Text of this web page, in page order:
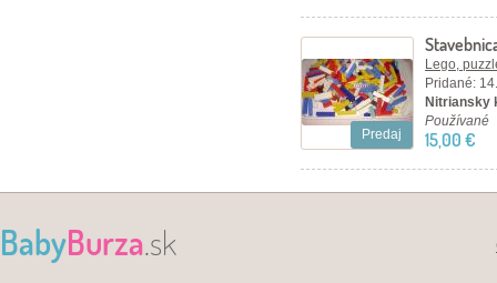
Predaj
Lego,
Pridané:
Nitriansky
Používané
15,00 €
BabyBurza.sk